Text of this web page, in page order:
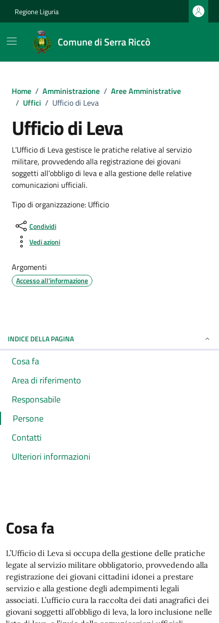
Regione Liguria
Comune di Serra Riccò
Home / Amministrazione / Aree Amministrative
/ Uffici / Ufficio di Leva
Ufficio di Leva
L’Ufficio di Leva gestisce le pratiche relative al servizio
militare, provvedendo alla registrazione dei giovani
soggetti all’obbligo di leva e alla gestione delle relative
comunicazioni ufficiali.
Tipo di organizzazione: Ufficio
Condividi
Vedi azioni
Argomenti
Accesso all'informazione
INDICE DELLA PAGINA
Cosa fa
Area di riferimento
Responsabile
Persone
Contatti
Ulteriori informazioni
Cosa fa
L’Ufficio di Leva si occupa della gestione delle pratiche
legate al servizio militare obbligatorio, provvedendo alla
registrazione dei giovani cittadini idonei a prestare
servizio e alla gestione degli adempimenti legali
associati. L’ufficio cura la raccolta dei dati anagrafici dei
giovani soggetti all’obbligo di leva, la loro inclusione nelle